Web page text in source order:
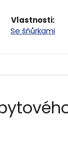
Vlastnosti:
Se šňůrkami